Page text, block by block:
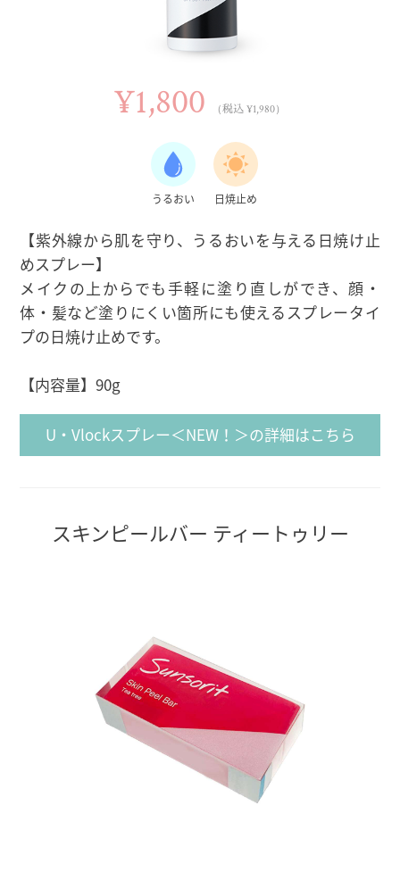
¥1,800 （税込 ¥1,980）
うるおい 日焼止め
【紫外線から肌を守り、うるおいを与える日焼け止
めスプレー】
メイクの上からでも手軽に塗り直しができ、顔・
体・髪など塗りにくい箇所にも使えるスプレータイ
プの日焼け止めです。
【内容量】90g
U・Vlockスプレー＜NEW！＞の詳細はこちら
スキンピールバー ティートゥリー